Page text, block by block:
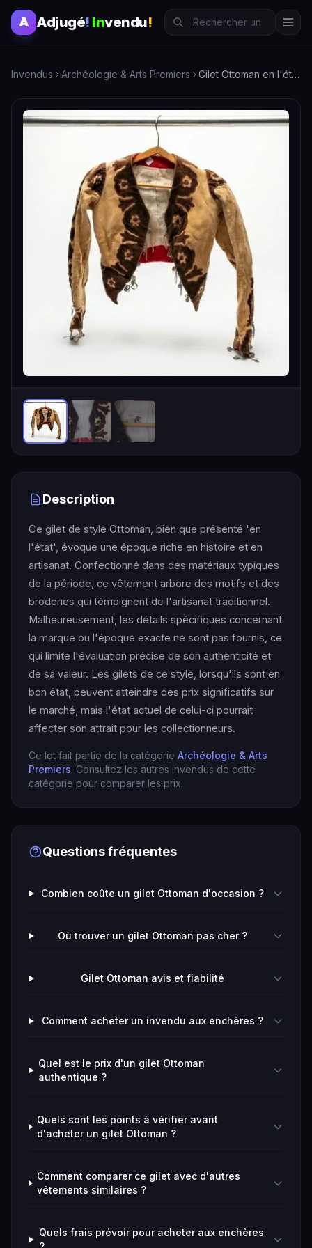
A Adjugé! Invendu!
Invendus Archéologie & Arts Premiers Gilet Ottoman en l'état - Élégance et Histoire
Description
Ce gilet de style Ottoman, bien que présenté 'en
l'état', évoque une époque riche en histoire et en
artisanat. Confectionné dans des matériaux typiques
de la période, ce vêtement arbore des motifs et des
broderies qui témoignent de l'artisanat traditionnel.
Malheureusement, les détails spécifiques concernant
la marque ou l'époque exacte ne sont pas fournis, ce
qui limite l'évaluation précise de son authenticité et
de sa valeur. Les gilets de ce style, lorsqu'ils sont en
bon état, peuvent atteindre des prix significatifs sur
le marché, mais l'état actuel de celui-ci pourrait
affecter son attrait pour les collectionneurs.
Ce lot fait partie de la catégorie Archéologie & Arts
Premiers. Consultez les autres invendus de cette
catégorie pour comparer les prix.
Questions fréquentes
Combien coûte un gilet Ottoman d'occasion ?
Où trouver un gilet Ottoman pas cher ?
Gilet Ottoman avis et fiabilité
Comment acheter un invendu aux enchères ?
Quel est le prix d'un gilet Ottoman
authentique ?
Quels sont les points à vérifier avant
d'acheter un gilet Ottoman ?
Comment comparer ce gilet avec d'autres
vêtements similaires ?
Quels frais prévoir pour acheter aux enchères